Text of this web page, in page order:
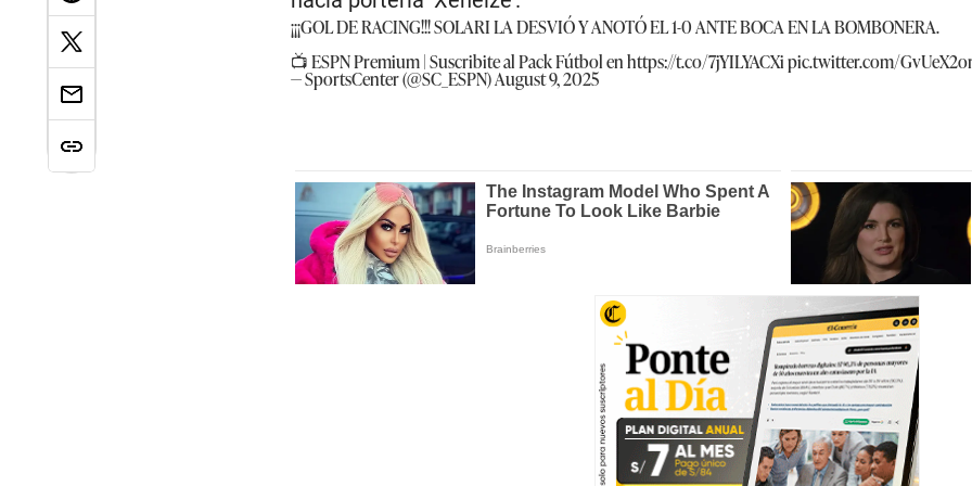
¡¡¡GOL DE RACING!!! SOLARI LA DESVIÓ Y ANOTÓ EL 1-0 ANTE BOCA EN LA BOMBONERA.
📺 ESPN Premium | Suscribite al Pack Fútbol enhttps://t.co/7jYILYACXipic.twitter.com/
— SportsCenter (@SC_ESPN)August 9, 2025